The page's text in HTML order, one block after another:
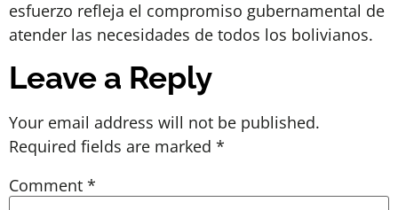
esfuerzo refleja el compromiso gubernamental de
atender las necesidades de todos los bolivianos.
Leave a Reply
Your email address will not be published.
Required fields are marked *
Comment *